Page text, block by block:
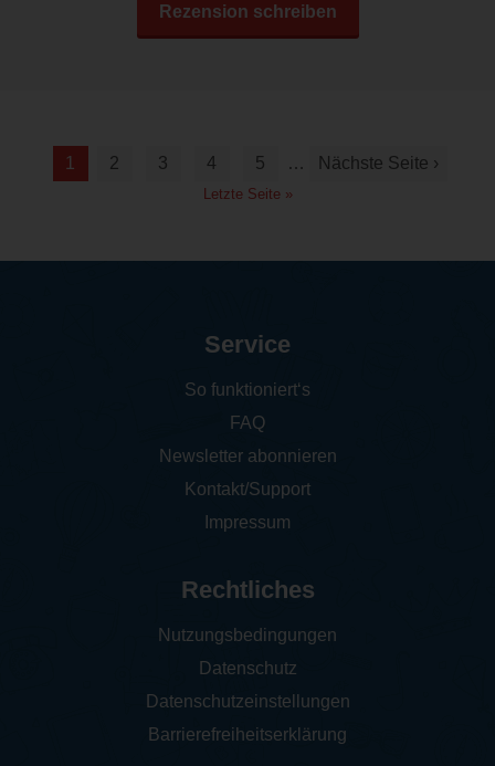
Rezension schreiben
1 2 3 4 5 … Nächste Seite ›
Letzte Seite »
Service
So funktioniert‘s
FAQ
Newsletter abonnieren
Kontakt/Support
Impressum
Rechtliches
Nutzungsbedingungen
Datenschutz
Datenschutzeinstellungen
Barrierefreiheitserklärung